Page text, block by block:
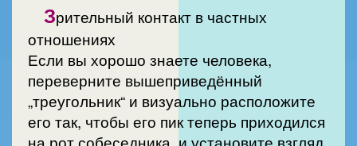
Зрительный контакт в частных
отношениях
Если вы хорошо знаете человека,
переверните вышеприведённый
„треугольник“ и визуально расположите
его так, чтобы его пик теперь приходился